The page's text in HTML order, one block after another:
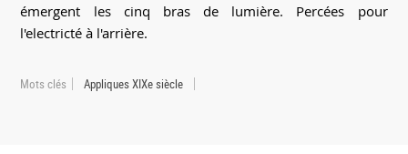
émergent les cinq bras de lumière. Percées pour
l'electricté à l'arrière.
Mots clés Appliques XIXe siècle